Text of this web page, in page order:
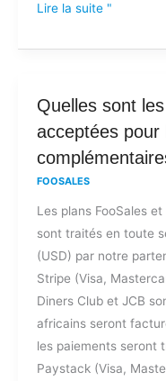
Lire la suite "
Quelles sont
acceptées pour
FOOSALES
Les plans FooSales
sont traités en toute
(USD) par notre
Stripe (Visa,
Diners Club et JCB
africains seront
les paiements seront
Paystack (Visa,
Quelles
sont
méthodes
paiement
acceptées
pour
les
plans
et
les
modules